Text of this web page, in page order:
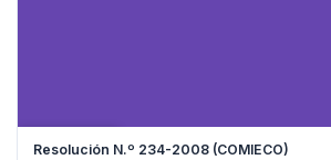
Resolución N.º 234-2008 (COMIECO)